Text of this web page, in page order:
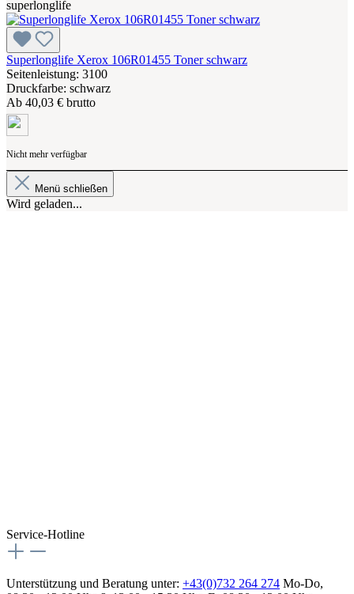
Superlonglife Xerox 106R01455 Toner schwarz
Seitenleistung: 3100
Druckfarbe: schwarz
Ab 40,03 € brutto
Nicht mehr verfügbar
Menü schließen
Wird geladen...
Service-Hotline
Unterstützung und Beratung unter: +43(0)732 264 274 Mo-Do,